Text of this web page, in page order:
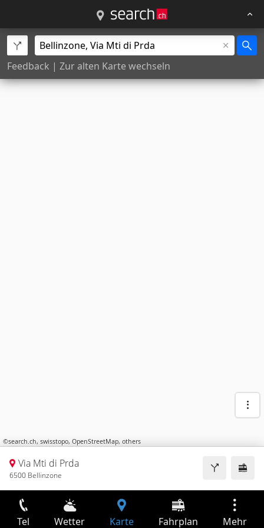
Feedback | Zur alten Karte wechseln
©search.ch, swisstopo, OpenStreetMap, others
Via Mti di Prda
6500 Bellinzone
Tel Wetter Karte Fahrplan Mehr